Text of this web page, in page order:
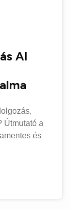
AI
Útmutató a
és